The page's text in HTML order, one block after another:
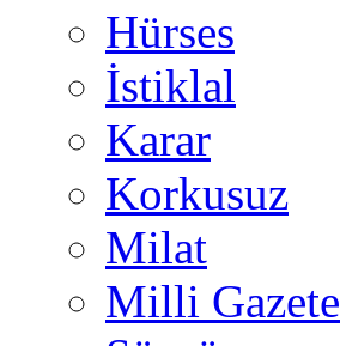
Hürses
İstiklal
Karar
Korkusuz
Milat
Milli Gazete